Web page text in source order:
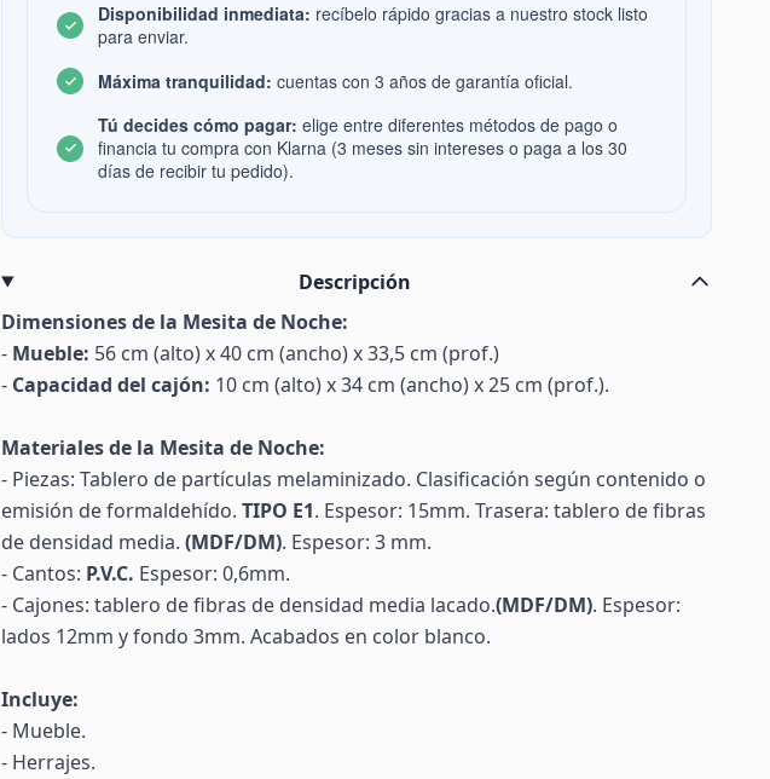
Disponibilidad inmediata: recíbelo rápido gracias a nuestro stock listo
para enviar.
Máxima tranquilidad: cuentas con 3 años de garantía oficial.
Tú decides cómo pagar: elige entre diferentes métodos de pago o
financia tu compra con Klarna (3 meses sin intereses o paga a los 30
días de recibir tu pedido).
Descripción
Dimensiones de la Mesita de Noche:
- Mueble: 56 cm (alto) x 40 cm (ancho) x 33,5 cm (prof.)
- Capacidad del cajón: 10 cm (alto) x 34 cm (ancho) x 25 cm (prof.).
Materiales de la Mesita de Noche:
- Piezas: Tablero de partículas melaminizado. Clasificación según contenido o
emisión de formaldehído. TIPO E1. Espesor: 15mm. Trasera: tablero de fibras
de densidad media. (MDF/DM). Espesor: 3 mm.
- Cantos: P.V.C. Espesor: 0,6mm.
- Cajones: tablero de fibras de densidad media lacado.(MDF/DM). Espesor:
lados 12mm y fondo 3mm. Acabados en color blanco.
Incluye:
- Mueble.
- Herrajes.